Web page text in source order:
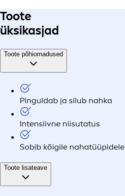
Toote
üksikasjad
Toote põhiomadused
Pinguldab ja silub nahka
Intensiivne niisutatus
Sobib kõigile nahatüüpidele
Toote lisateave